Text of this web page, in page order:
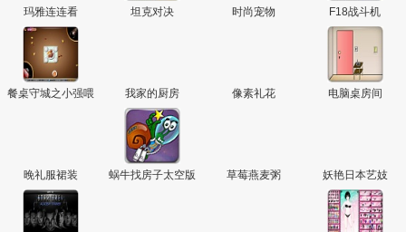
玛雅连连看 坦克对决 时尚宠物 F18战斗机
餐桌守城之小强喂
我家的厨房 像素礼花 电脑桌房间
晚礼服裙装 蜗牛找房子太空版 草莓燕麦粥 妖艳日本艺妓